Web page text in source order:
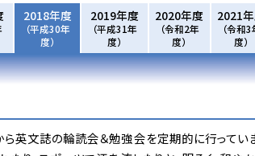
2018年度
（平成30年
度）
2019年度
（平成31年
度）
2020年度
（令和2年
度）
2021
（令和
度）
文誌の輪読会＆勉強会を定期的に行ってい